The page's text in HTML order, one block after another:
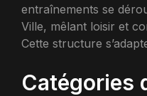
entraînements se
Ville, mêlant loisir et
Cette structure
Catégories